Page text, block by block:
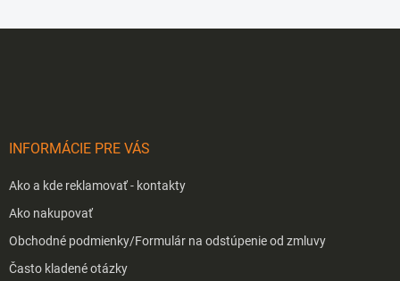
INFORMÁCIE PRE VÁS
Ako a kde reklamovať - kontakty
Ako nakupovať
Obchodné podmienky/Formulár na odstúpenie od zmluvy
Často kladené otázky